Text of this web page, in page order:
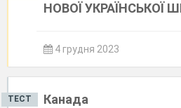
НОВОЇ УКРАЇНСЬКОЇ
4 грудня 2023
ТЕСТ Канада